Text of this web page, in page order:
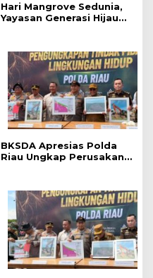
Hari Mangrove Sedunia,
Yayasan Generasi Hijau
BKSDA Apresias Polda
Riau Ungkap Perusakan